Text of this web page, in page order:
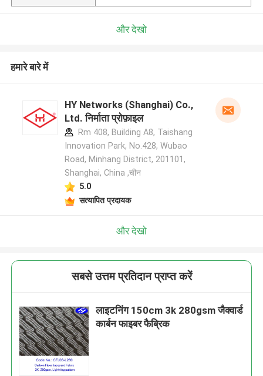
और देखो
हमारे बारे में
HY Networks (Shanghai) Co.,
Ltd. निर्माता प्रोफ़ाइल
Rm 408, Building A8, Taishang
Innovation Park, No.428, Wubao
Road, Minhang District, 201101,
Shanghai, China ,चीन
5.0
सत्यापित प्रदायक
और देखो
सबसे उत्तम प्रतिदान प्राप्त करें
लाइटनिंग 150cm 3k 280gsm जैक्वार्ड
कार्बन फाइबर फैब्रिक